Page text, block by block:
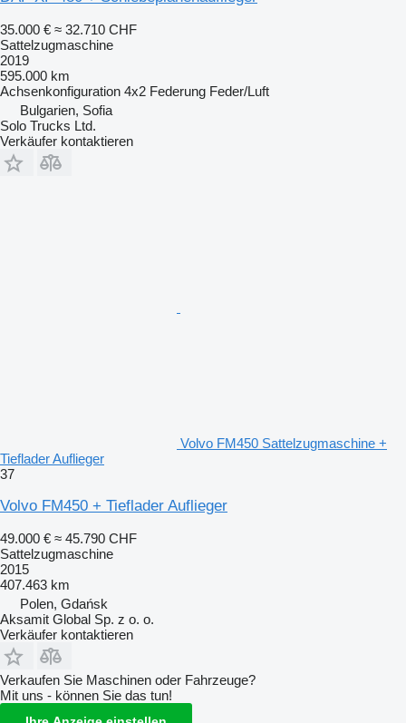
35.000 € ≈ 32.710 CHF
Sattelzugmaschine
2019
595.000 km
Achsenkonfiguration 4x2 Federung Feder/Luft
Bulgarien, Sofia
Solo Trucks Ltd.
Verkäufer kontaktieren
Volvo FM450 Sattelzugmaschine +
Tieflader Auflieger
37
Volvo FM450 + Tieflader Auflieger
49.000 € ≈ 45.790 CHF
Sattelzugmaschine
2015
407.463 km
Polen, Gdańsk
Aksamit Global Sp. z o. o.
Verkäufer kontaktieren
Verkaufen Sie Maschinen oder Fahrzeuge?
Mit uns - können Sie das tun!